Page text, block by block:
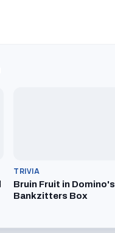
TRIVIA
Bruin Fruit in Domino's
Bankzitters Box